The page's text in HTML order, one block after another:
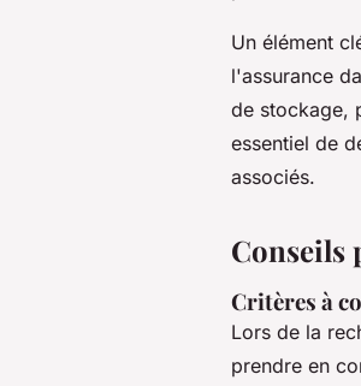
Un élément
l'assurance
de stockage,
essentiel de
associés.
Conseils
Critères à
Lors de la
prendre en